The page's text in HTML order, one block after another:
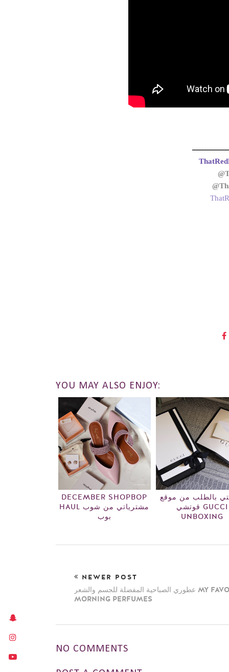
YOU MAY ALSO ENJOY:
DECEMBER SHOPBOP
HAUL مشترياتي من شوب
بوب
بالطلب من موقع
قوتشي GUCCI
UNBOXING
NEWER POST
عطوري الصباحية المفضلة للجسم والشعر MY FAVORITE
MORNING PERFUMES
NO COMMENTS